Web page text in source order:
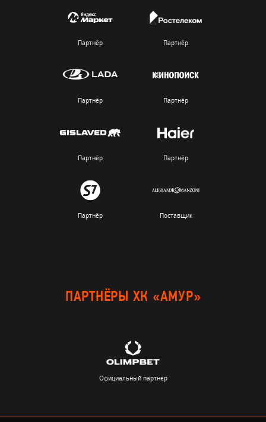
Партнёр Партнёр
Партнёр Партнёр
Партнёр Партнёр
Партнёр Поставщик
ПАРТНЁРЫ ХК «АМУР»
Официальный партнёр